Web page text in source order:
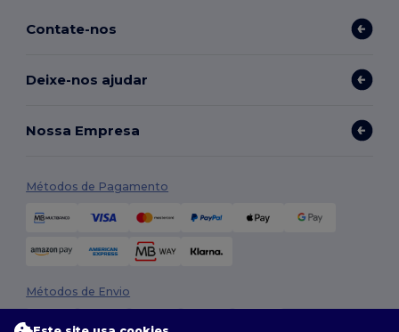
Contate-nos
Deixe-nos ajudar
Nossa Empresa
Métodos de Pagamento
Métodos de Envio